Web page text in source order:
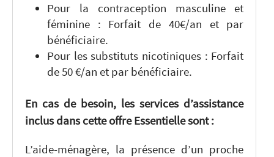
Pour la contraception masculine et
féminine : Forfait de 40€/an et par
bénéficiaire.
Pour les substituts nicotiniques : Forfait
de 50 €/an et par bénéficiaire.
En cas de besoin, les services d’assistance
inclus dans cette offre Essentielle sont :
L’aide-ménagère, la présence d’un proche